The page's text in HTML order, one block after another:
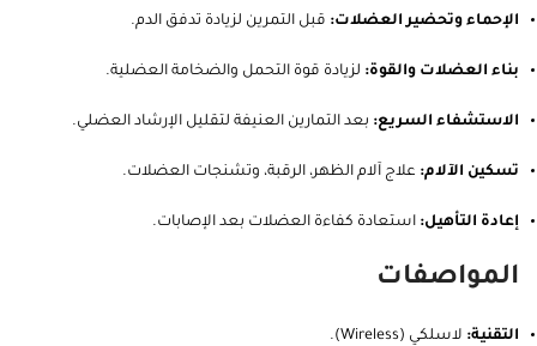
الإحماء وتحضير العضلات: قبل التمرين لزيادة تدفق الدم.
بناء العضلات والقوة: لزيادة قوة التحمل والضخامة العضلية.
الاستشفاء السريع: بعد التمارين العنيفة لتقليل الإرشاد العضلي.
تسكين الآلام: علاج آلام الظهر، الرقبة، وتشنجات العضلات.
إعادة التأهيل: استعادة كفاءة العضلات بعد الإصابات.
المواصفات
التقنية: لاسلكي (Wireless).